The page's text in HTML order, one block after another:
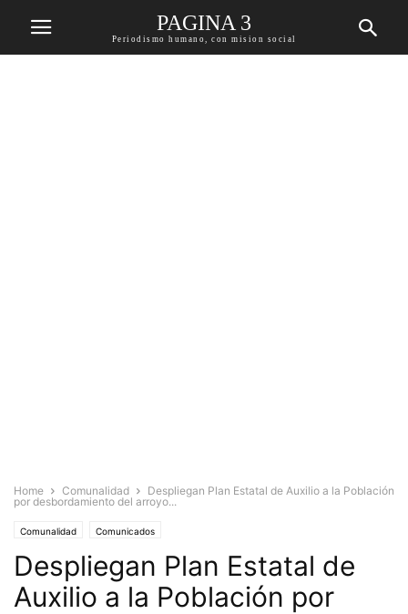
PAGINA 3
Periodismo humano, con mision social
Home Comunalidad
Despliegan Plan Estatal de Auxilio a la Población
por desbordamiento del arroyo...
Comunalidad Comunicados
Despliegan Plan Estatal de
Auxilio a la Población por